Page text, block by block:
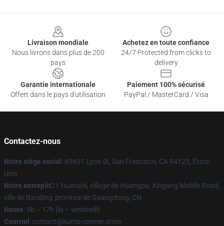
Livraison mondiale
Nous livrons dans plus de 200
pays
Achetez en toute confiance
24/7 Protected from clicks to
delivery
Garantie internationale
Offert dans le pays d'utilisation
Paiement 100% sécurisé
PayPal / MasterCard / Visa
Contactez-nous
Notre siège social : 63601 Lyon St, San Francisco, CA 94123, États-
Unis
Notre entrepôt21 Huatuoli, village de Huangpu, Xingang Middle Road,
ville de Baoding, province de Guangdong, CN
Heure: 9h – 17h (lu – vendredi)
Courriel : contact@kurtis-conner.store